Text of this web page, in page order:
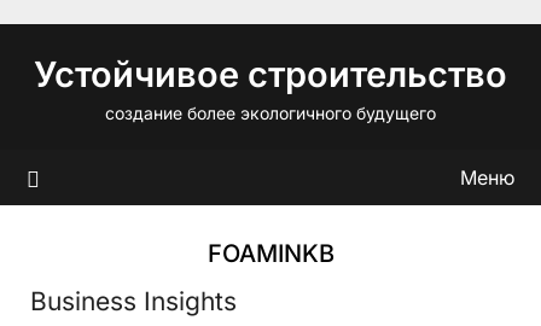
содержимому
Устойчивое строительство
создание более экологичного будущего
Меню
FOAMINKB
Business Insights